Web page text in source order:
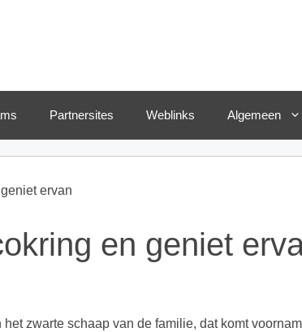
Partnersites Weblinks Algemeen
ervan
en geniet
zwarte schaap van de familie, dat komt